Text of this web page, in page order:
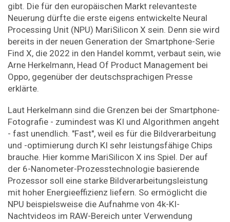
gibt. Die für den europäischen Markt relevanteste
Neuerung dürfte die erste eigens entwickelte Neural
Processing Unit (NPU) MariSilicon X sein. Denn sie wird
bereits in der neuen Generation der Smartphone-Serie
Find X, die 2022 in den Handel kommt, verbaut sein, wie
Arne Herkelmann, Head Of Product Management bei
Oppo, gegenüber der deutschsprachigen Presse
erklärte.
Laut Herkelmann sind die Grenzen bei der Smartphone-
Fotografie - zumindest was KI und Algorithmen angeht
- fast unendlich. "Fast", weil es für die Bildverarbeitung
und -optimierung durch KI sehr leistungsfähige Chips
brauche. Hier komme MariSilicon X ins Spiel. Der auf
der 6-Nanometer-Prozesstechnologie basierende
Prozessor soll eine starke Bildverarbeitungsleistung
mit hoher Energieeffizienz liefern. So ermöglicht die
NPU beispielsweise die Aufnahme von 4k-KI-
Nachtvideos im RAW-Bereich unter Verwendung